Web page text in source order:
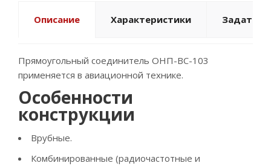
Описание Характеристики Задать
Прямоугольный соединитель ОНП-ВС-103
применяется в авиационной технике.
Особенности
конструкции
Врубные.
Комбинированные (радиочастотные и